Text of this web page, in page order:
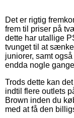
Det er rigtig
frem til priser på
dette har utallige
tvunget til at
juniorer, samt
endda nogle
Trods dette kan
indtil flere outlets
Brown inden du
med at få den